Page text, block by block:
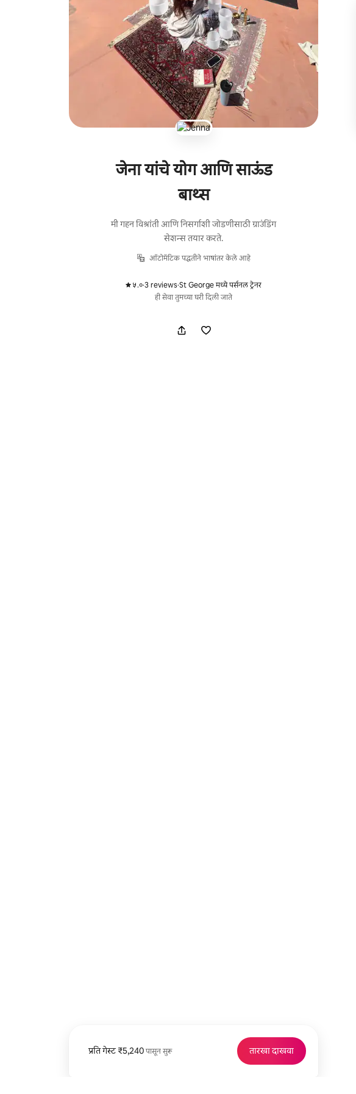
जेना यांचे योग आणि साऊंड
बाथ्स
मी गहन विश्रांती आणि निसर्गाशी जोडणीसाठी ग्राउंडिंग
सेशन्स तयार करते.
ऑटोमॅटिक पद्धतीने भाषांतर केले आहे
५.०·3 reviews·St George मध्ये पर्सनल ट्रेनर
ही सेवा तुमच्या घरी दिली जाते
प्रति गेस्ट ₹5,240 पासून सुरू
प्रति गेस्ट ₹5,240 पासून तारखा दाखवा